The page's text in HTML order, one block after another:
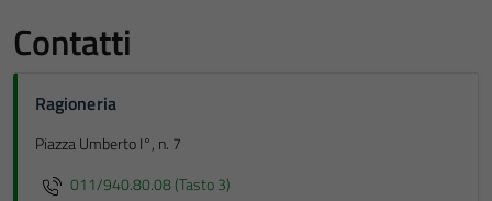
Contatti
Ragioneria
Piazza Umberto I°, n. 7
011/940.80.08 (Tasto 3)